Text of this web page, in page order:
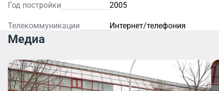
Год постройки 2005
Телекоммуникации Интернет/телефония
Медиа